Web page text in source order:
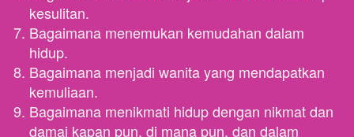
kesulitan.
Bagaimana menemukan kemudahan dalam
hidup.
Bagaimana menjadi wanita yang mendapatkan
kemuliaan.
Bagaimana menikmati hidup dengan nikmat dan
damai kapan pun, di mana pun, dan dalam